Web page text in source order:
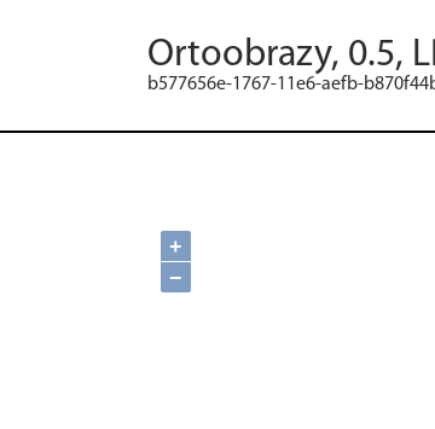
Ortoobrazy, 0.5,
b577656e-1767-11e6-aefb-
+
−